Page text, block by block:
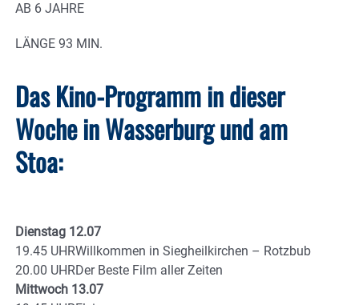
AB 6 JAHRE
LÄNGE 93 MIN.
Das Kino-Programm in dieser
Woche in Wasserburg und am
Stoa:
Dienstag 12.07
19.45 UHRWillkommen in Siegheilkirchen – Rotzbub
20.00 UHRDer Beste Film aller Zeiten
Mittwoch 13.07